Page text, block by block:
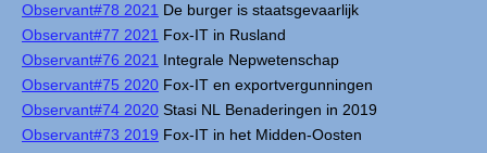
Observant#78 2021 De burger is staatsgevaarlijk
Observant#77 2021 Fox-IT in Rusland
Observant#76 2021 Integrale Nepwetenschap
Observant#75 2020 Fox-IT en exportvergunningen
Observant#74 2020 Stasi NL Benaderingen in 2019
Observant#73 2019 Fox-IT in het Midden-Oosten